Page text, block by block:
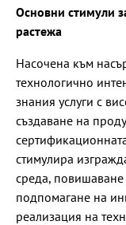
Основни стимули
растежа
Насочена към
технологично
знания услуги с
създаване на
стимулира
среда, повишаване
подпомагане на
реализация на